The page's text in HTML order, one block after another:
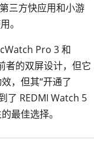
三方快应用和小游
。
Pro 3 和
者的双屏设计，但它
，但其“开通了
了 REDMI Watch 5
最佳选择。